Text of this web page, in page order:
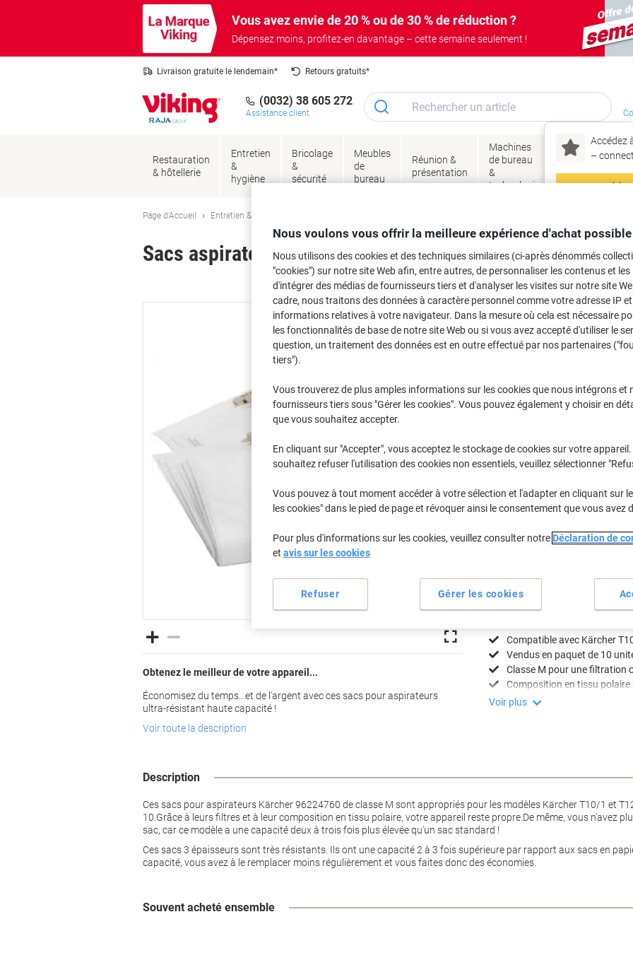
Vous avez envie de 20 % ou de 30 % de réduction ?
Dépensez moins, profitez-en davantage – cette semaine seulement !
Livraison gratuite le lendemain* Retours gratuits*
(0032) 38 605 272
Assistance client
Accédez
–
Restauration
& hôtellerie
Entretien
&
hygiène
Bricolage
&
sécurité
Meubles
de
bureau
Réunion &
présentation
Machines
de bureau
&
technologie
Encres
&
Page d'Accueil Entretien & hygiène
Sacs aspirateur Kärcher 96224760 Blanc 10 Unités
Marque : Kärcher Viking N°. 2029737
Obtenez le meilleur de votre appareil...
Économisez du temps...et de l'argent avec ces sacs pour aspirateurs
ultra-résistant haute capacité !
Voir toute la description
Achetez Plus, Dépensez Moins
€29,99 Paquet
À partir de 3 Paquets
€35,09 TVA incl.
1Paquet €31,99
3+ Paquets €29,99 -6%
En stock Livraison 1-2 jours
Informations de livraison
Compatible avec Kärcher
Vendus en paquet de 10
Classe M pour une filtration
Composition en tissu
Voir plus
Description
Ces sacs pour aspirateurs Kärcher 96224760 de classe M sont appropriés pour les modèles Kärcher T10/1 et
10.Grâce à leurs filtres et à leur composition en tissu polaire, votre appareil reste propre.De même, vous n'avez
sac, car ce modèle a une capacité deux à trois fois plus élevée qu'un sac standard !
Ces sacs 3 épaisseurs sont très résistants. Ils ont une capacité 2 à 3 fois supérieure par rapport aux sacs en
capacité, vous avez à le remplacer moins régulièrement et vous faites donc des économies.
Souvent acheté ensemble
Nous voulons vous offrir la meilleure expérience d'achat possible
Nous utilisons des cookies et des techniques similaires (ci-après dénommés
"cookies") sur notre site Web afin, entre autres, de personnaliser les contenus et les
d'intégrer des médias de fournisseurs tiers et d'analyser les visites sur notre site
cadre, nous traitons des données à caractère personnel comme votre adresse IP et
informations relatives à votre navigateur. Dans la mesure où cela est nécessaire
les fonctionnalités de base de notre site Web ou si vous avez accepté d'utiliser le
question, un traitement des données est en outre effectué par nos partenaires
tiers").
Vous trouverez de plus amples informations sur les cookies que nous intégrons et
fournisseurs tiers sous "Gérer les cookies". Vous pouvez également y choisir en
que vous souhaitez accepter.
En cliquant sur "Accepter", vous acceptez le stockage de cookies sur votre appareil.
souhaitez refuser l'utilisation des cookies non essentiels, veuillez sélectionner
Vous pouvez à tout moment accéder à votre sélection et l'adapter en cliquant sur le
les cookies" dans le pied de page et révoquer ainsi le consentement que vous avez
Pour plus d'informations sur les cookies, veuillez consulter notre Déclaration de
et avis sur les cookies
Gérer les cookies
Refuser